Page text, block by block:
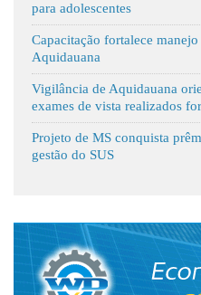
para adolescentes
Capacitação fortalece
Aquidauana
Vigilância de Aquidauana
exames de vista realizados
Projeto de MS conquista
gestão do SUS